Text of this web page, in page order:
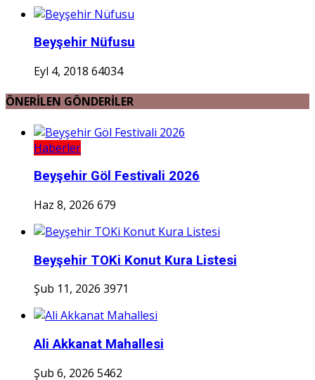
Beyşehir Nüfusu
Eyl 4, 2018 64034
ÖNERİLEN GÖNDERİLER
Haberler
Beyşehir Göl Festivali 2026
Haz 8, 2026 679
Beyşehir TOKi Konut Kura Listesi
Şub 11, 2026 3971
Ali Akkanat Mahallesi
Şub 6, 2026 5462